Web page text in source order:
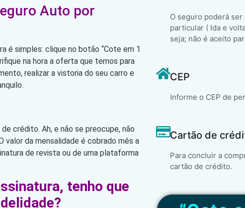
Auto por
é simples: clique no botão “Cote em 1
na hora a oferta que temos para
realizar a vistoria do seu carro e
crédito. Ah, e não se preocupe, não
da mensalidade é cobrado mês a
de revista ou de uma plataforma
tenho que
O seguro poderá
particular ( Ida e
seja; não é aceito
CEP
Informe o CEP de
Cartão de
Para concluir a
cartão de crédito.